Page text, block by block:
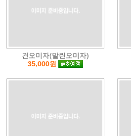
건오미자(말린오미자)
35,000원